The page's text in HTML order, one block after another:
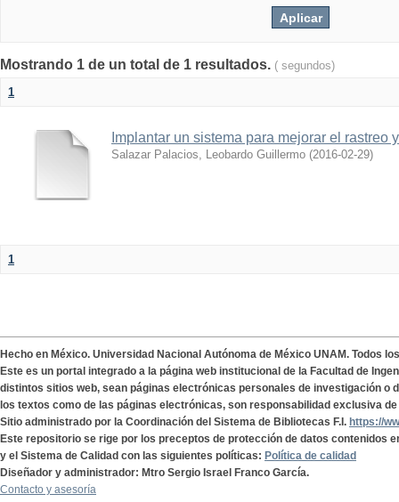
Mostrando 1 de un total de 1 resultados. ( segundos)
1
Implantar un sistema para mejorar el rastreo
Salazar Palacios, Leobardo Guillermo (2016-02-29)
1
Hecho en México. Universidad Nacional Autónoma de México UNAM. Todos
Este es un portal integrado a la página web institucional de la Facultad de
distintos sitios web, sean páginas electrónicas personales de investigación o
los textos como de las páginas electrónicas, son responsabilidad exclusiva
Sitio administrado por la Coordinación del Sistema de Bibliotecas F.I. https://
Este repositorio se rige por los preceptos de protección de datos contenidos
y el Sistema de Calidad con las siguientes políticas: Política de calidad
Diseñador y administrador: Mtro Sergio Israel Franco García.
Contacto y asesoría